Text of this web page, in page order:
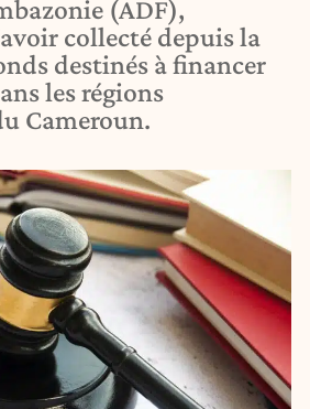
(ADF),
collecté depuis la
destinés à financer
les régions
Cameroun.